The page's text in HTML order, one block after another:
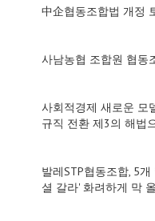
中企협동조합법 개정
사남농협 조합원 협동
사회적경제 새로운 모
규직 전환 제3의 해법
발레STP협동조합, 5
셜 갈라' 화려하게 막